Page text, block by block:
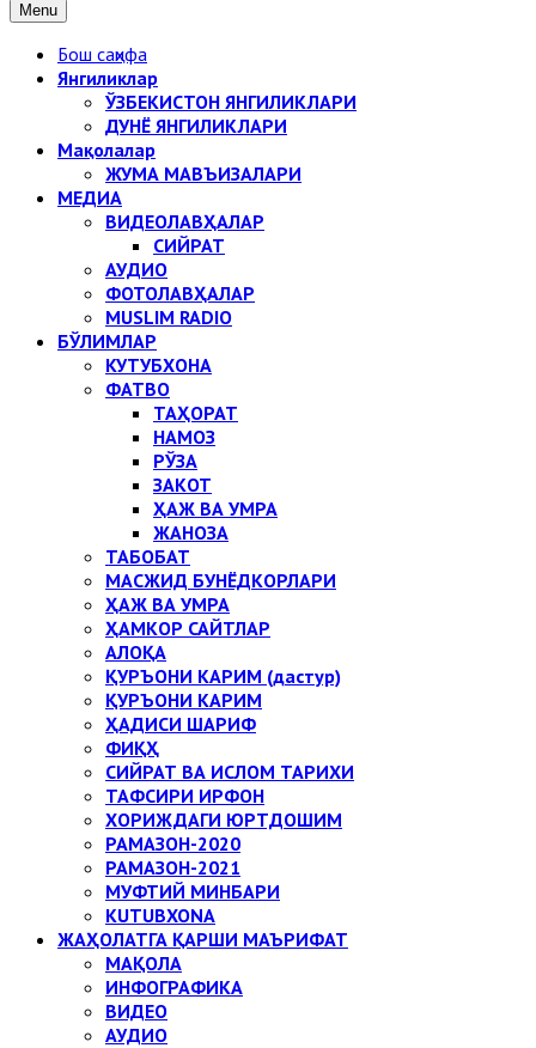
Menu
Бош саҳифа
Янгиликлар
ЎЗБЕКИСТОН ЯНГИЛИКЛАРИ
ДУНЁ ЯНГИЛИКЛАРИ
Мақолалар
ЖУМА МАВЪИЗАЛАРИ
МЕДИА
ВИДЕОЛАВҲАЛАР
СИЙРАТ
АУДИО
ФОТОЛАВҲАЛАР
MUSLIM RADIO
БЎЛИМЛАР
КУТУБХОНА
ФАТВО
ТАҲОРАТ
НАМОЗ
РЎЗА
ЗАКОТ
ҲАЖ ВА УМРА
ЖАНОЗА
ТАБОБАТ
МАСЖИД БУНЁДКОРЛАРИ
ҲАЖ ВА УМРА
ҲАМКОР САЙТЛАР
АЛОҚА
ҚУРЪОНИ КАРИМ (дастур)
ҚУРЪОНИ КАРИМ
ҲАДИСИ ШАРИФ
ФИҚҲ
СИЙРАТ ВА ИСЛОМ ТАРИХИ
ТАФСИРИ ИРФОН
ХОРИЖДАГИ ЮРТДОШИМ
РАМАЗОН-2020
РАМАЗОН-2021
МУФТИЙ МИНБАРИ
KUTUBXONA
ЖАҲОЛАТГА ҚАРШИ МАЪРИФАТ
МАҚОЛА
ИНФОГРАФИКА
ВИДЕО
АУДИО